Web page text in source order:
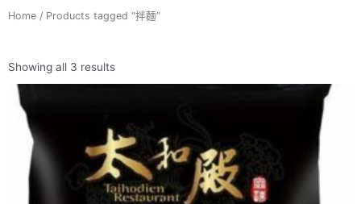
Home / Products tagged “拌麵”
Showing all 3 results